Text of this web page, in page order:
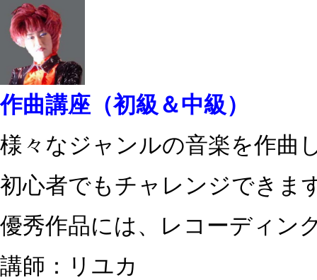
作曲講座（初級＆中級）
様々なジャンルの音楽を作曲
初心者でもチャレンジできま
優秀作品には、レコーディン
講師：リユカ